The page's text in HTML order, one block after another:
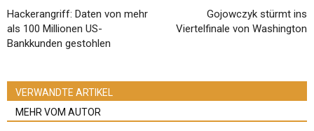
Hackerangriff: Daten von mehr
als 100 Millionen US-
Bankkunden gestohlen
Gojowczyk stürmt ins
Viertelfinale von Washington
VERWANDTE ARTIKEL
MEHR VOM AUTOR